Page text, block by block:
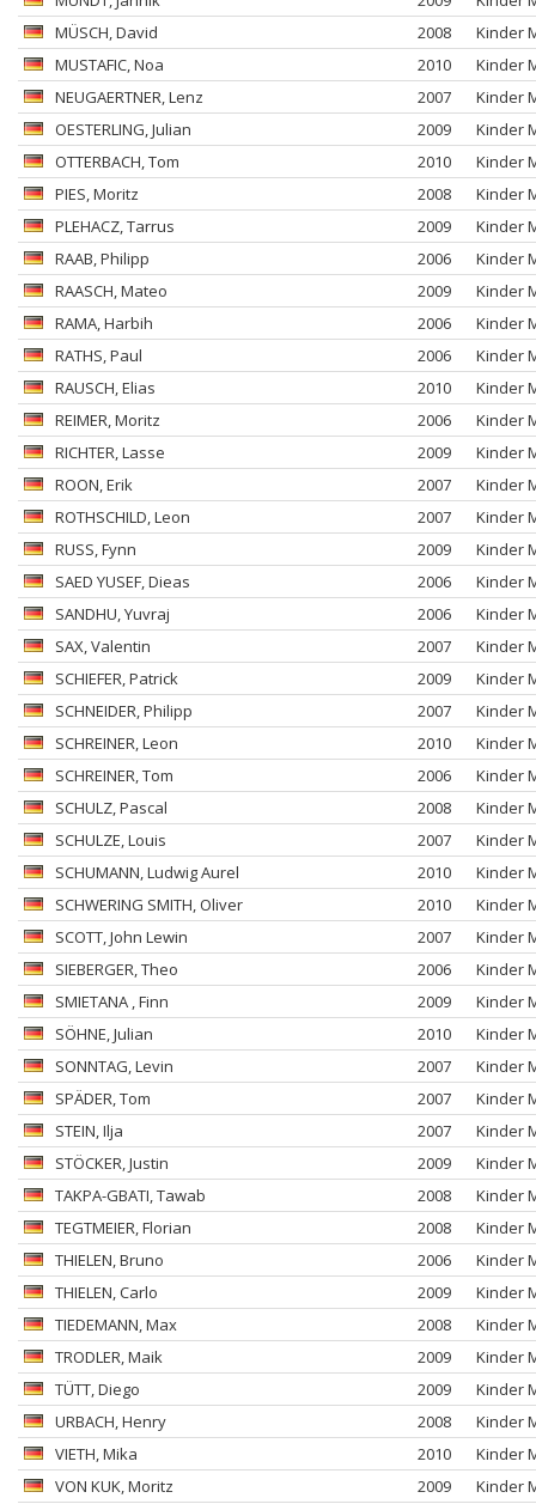
MÜSCH, David 2008
Kinder
MUSTAFIC, Noa 2010
Kinder
NEUGAERTNER, Lenz 2007
Kinder
OESTERLING, Julian 2009
Kinder
OTTERBACH, Tom 2010
Kinder
PIES, Moritz 2008
Kinder
PLEHACZ, Tarrus 2009
Kinder
RAAB, Philipp 2006
Kinder
RAASCH, Mateo 2009
Kinder
RAMA, Harbih 2006
Kinder
RATHS, Paul 2006
Kinder
RAUSCH, Elias 2010
Kinder
REIMER, Moritz 2006
Kinder
RICHTER, Lasse 2009
Kinder
ROON, Erik 2007
Kinder
ROTHSCHILD, Leon 2007
Kinder
RUSS , Fynn 2009
Kinder
SAED YUSEF, Dieas 2006
Kinder
SANDHU, Yuvraj 2006
Kinder
SAX, Valentin 2007
Kinder
SCHIEFER, Patrick 2009
Kinder
SCHNEIDER, Philipp 2007
Kinder
SCHREINER, Leon 2010
Kinder
SCHREINER, Tom 2006
Kinder
SCHULZ, Pascal 2008
Kinder
SCHULZE, Louis 2007
Kinder
SCHUMANN, Ludwig Aurel 2010
Kinder
SCHWERING SMITH, Oliver 2010
Kinder
SCOTT, John Lewin 2007
Kinder
SIEBERGER, Theo 2006
Kinder
SMIETANA , Finn 2009
Kinder
SÖHNE, Julian 2010
Kinder
SONNTAG, Levin 2007
Kinder
SPÄDER, Tom 2007
Kinder
STEIN, Ilja 2007
Kinder
STÖCKER, Justin 2009
Kinder
TAKPA-GBATI, Tawab 2008
Kinder
TEGTMEIER, Florian 2008
Kinder
THIELEN, Bruno 2006
Kinder
THIELEN, Carlo 2009
Kinder
TIEDEMANN, Max 2008
Kinder
TRODLER, Maik 2009
Kinder
TÜTT, Diego 2009
Kinder
URBACH, Henry 2008
Kinder
VIETH, Mika 2010
Kinder
VON KUK, Moritz 2009
Kinder